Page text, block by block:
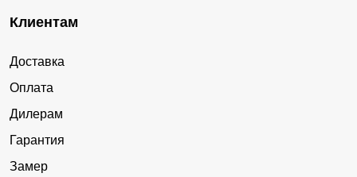
Клиентам
Доставка
Оплата
Дилерам
Гарантия
Замер